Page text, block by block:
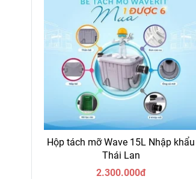
Hộp tách mỡ Wave 15L Nhập khẩu
Thái Lan
2.300.000đ